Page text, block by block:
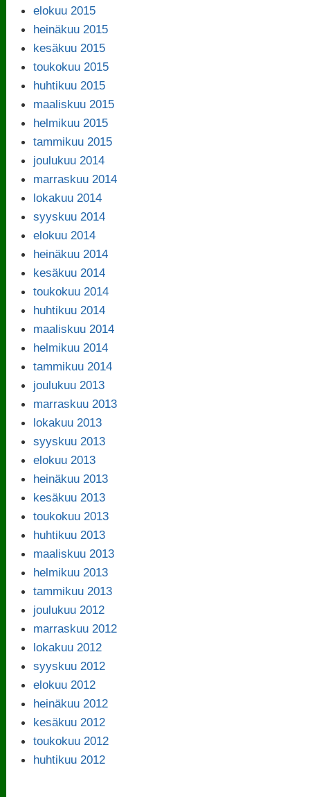
elokuu 2015
heinäkuu 2015
kesäkuu 2015
toukokuu 2015
huhtikuu 2015
maaliskuu 2015
helmikuu 2015
tammikuu 2015
joulukuu 2014
marraskuu 2014
lokakuu 2014
syyskuu 2014
elokuu 2014
heinäkuu 2014
kesäkuu 2014
toukokuu 2014
huhtikuu 2014
maaliskuu 2014
helmikuu 2014
tammikuu 2014
joulukuu 2013
marraskuu 2013
lokakuu 2013
syyskuu 2013
elokuu 2013
heinäkuu 2013
kesäkuu 2013
toukokuu 2013
huhtikuu 2013
maaliskuu 2013
helmikuu 2013
tammikuu 2013
joulukuu 2012
marraskuu 2012
lokakuu 2012
syyskuu 2012
elokuu 2012
heinäkuu 2012
kesäkuu 2012
toukokuu 2012
huhtikuu 2012